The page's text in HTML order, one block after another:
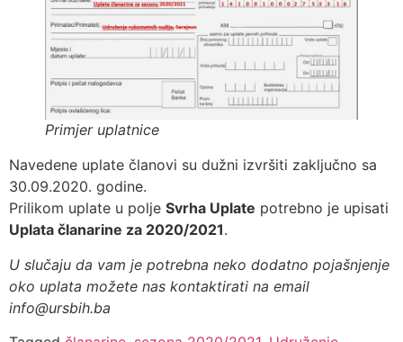
Primjer uplatnice
Navedene uplate članovi su dužni izvršiti zaključno sa
30.09.2020. godine.
Prilikom uplate u polje Svrha Uplate potrebno je upisati
Uplata članarine za 2020/2021.
U slučaju da vam je potrebna neko dodatno pojašnjenje
oko uplata možete nas kontaktirati na email
info@ursbih.ba